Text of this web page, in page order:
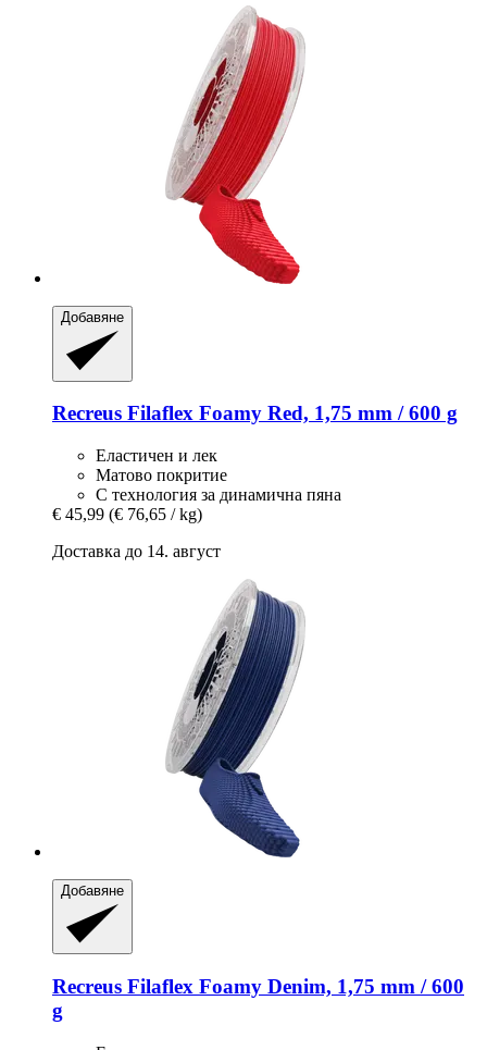
Добавяне
Recreus Filaflex Foamy Red, 1,75 mm / 600 g
Еластичен и лек
Матово покритие
С технология за динамична пяна
€ 45,99 (€ 76,65 / kg)
Доставка до 14. август
Добавяне
Recreus Filaflex Foamy Denim, 1,75 mm / 600
g